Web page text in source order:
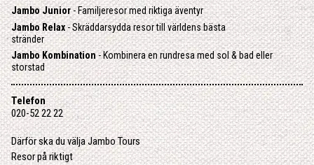
Jambo Junior- Familjeresor med riktiga äventyr
Jambo Relax- Skräddarsydda resor till världens bästa
stränder
Jambo Kombination- Kombinera en rundresa med sol & bad eller
storstad
Telefon
020-52 22 22
Därför ska du välja Jambo Tours
Resor på riktigt